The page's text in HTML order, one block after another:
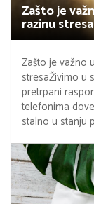
Zašto je
razinu stresa
Zašto je važno
stresaŽivimo u
pretrpani
telefonima
stalno u stanju